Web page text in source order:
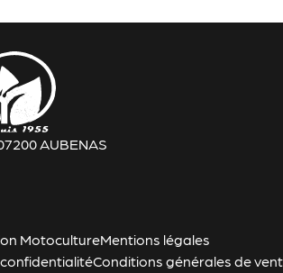
AUBENAS
MotocultureMentions légales
Conditions générales de